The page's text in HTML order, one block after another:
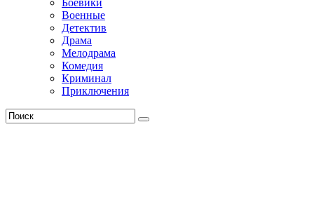
Боевики
Военные
Детектив
Драма
Мелодрама
Комедия
Криминал
Приключения